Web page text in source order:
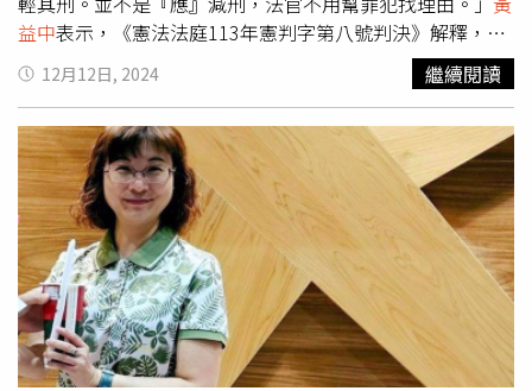
公司嚴正警告相關人士，立即停止任何形式的誹謗攻擊行
為，並立即刪除所有相關不實留言與訊息。若有再犯或持續
散播，洪偉傑先生和日月文化出版股份有限公司必將請敦信
法律事務所嚴密蒐證，全力追究到底，務必使散播者承擔一
切法律後果，絕不姑息。」對此，黃益中 昨天深夜也在臉書
發出道歉文，「本人轉發Threads上網友所貼創意私房涉案
名單，其中『線上平台副總洪偉傑』今晚發出聲明書，此為
假帳號虛構不實謠言，本人若有不當轉發造成當事人名譽受
損，在此公告道歉。」
益中表示，《憲法法庭113年憲判字第八號判決》解釋，
「犯罪情節屬最嚴重」可死刑，「殺了8個至親，這還不算
最嚴重？那法官可以告訴我，什麼才是最嚴重之罪嗎？」黃
益中說，「第三，刑法第 77 條規定，無期徒刑執行逾25年
可以申請假釋。就算要廢死，也應該是終身監禁，而不是用
這種假的無期徒刑來混淆視聽。」陳彥翔妻子的3名姐姐11
日也指出，對於陳彥翔改判無期無法接受，對台灣司法也很
失望，誰能保證加害人出獄不會再傷害其他人。高檢署表
示， 本署檢察官認本案陳姓被告基於殺人之直接故意，放
火致有8位被害人死亡之罪行，已符合憲法法庭113年憲判
字第8號判決所示之個案犯罪情節屬最嚴重之罪行，被告罪
無可逭，非永久與世隔絕無以實現正義，應予判處死刑，本
署檢察官將於收受判決後，研議提起上訴。
12月12日, 2024 繼續閱讀